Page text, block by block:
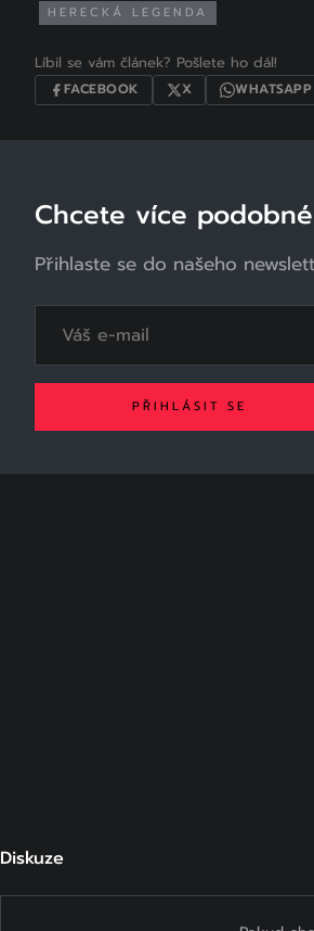
HERECKÁ LEGENDA
Líbil se vám článek? Pošlete ho dál!
FACEBOOK X WHATSAPP
Chcete více
Přihlaste se do našeho
PŘIHLÁSIT SE
Diskuze